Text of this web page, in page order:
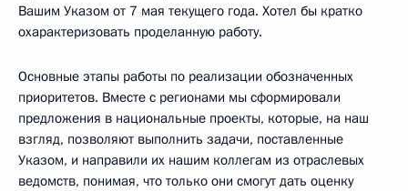
Вашим Указом от 7 мая текущего года. Хотел бы кратко
охарактеризовать проделанную работу.
Основные этапы работы по реализации обозначенных
приоритетов. Вместе с регионами мы сформировали
предложения в национальные проекты, которые, на наш
взгляд, позволяют выполнить задачи, поставленные
Указом, и направили их нашим коллегам из отраслевых
ведомств, понимая, что только они смогут дать оценку